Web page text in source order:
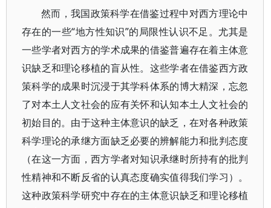
然而，我国政策科学在借鉴过程中对西方理论中
存在的一些“地方性知识”的局限性认识不足。尤其是
一些学者对西方的学术成果的借鉴普遍存在着主体意
识缺乏和理论移植的盲从性。这些学者在借鉴西方政
策科学的成果时沉浸于其学科体系的博大精深，忘忽
了对本土人文社会的应有关怀和认知本土人文社会的
初始目的。由于这种主体意识的缺乏，在对各种政策
科学理论的承继方面缺乏必要的辨解能力和批判态度
（在这一方面，西方学者对知识承继时所持有的批判
性精神和不断反省的认真态度确实值得我们学习）。
这种政策科学研究中存在的主体意识缺乏和理论移植